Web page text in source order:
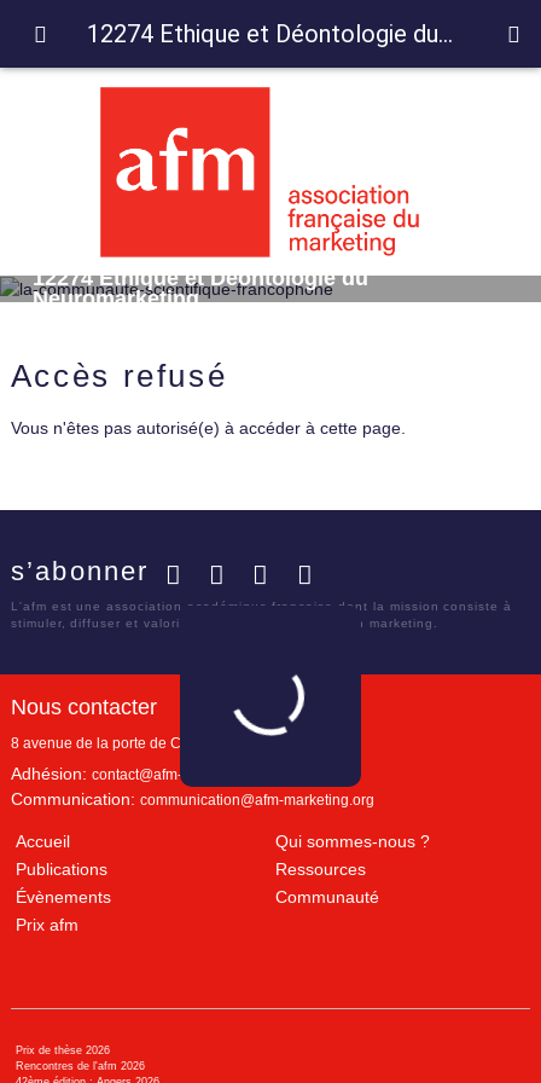
12274 Ethique et Déontologie du
Neuromarketing
Accès refusé
Vous n'êtes pas autorisé(e) à accéder à cette page.
s’abonner
L'afm est une association académique française dont la mission consiste à
stimuler, diffuser et valoriser le savoir scientifique en marketing.
Nous contacter
8 avenue de la porte de Champerret
Adhésion: contact@afm-marketing.org
Communication: communication@afm-marketing.org
Accueil
Qui sommes-nous ?
Publications
Ressources
Évènements
Communauté
Prix afm
Prix de thèse 2026
Rencontres de l'afm 2026
12274 Ethique et Déontologie du Neuromarketing